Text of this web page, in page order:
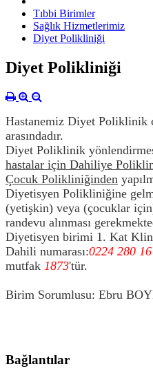
Tıbbi Birimler
Sağlık Hizmetlerimiz
Diyet Polikliniği
Diyet Polikliniği
Hastanemiz Diyet Poliklinik
arasındadır.
Diyet Poliklinik
hastalar için Dahiliye
Çocuk Polikliniğinden
Diyetisyen Polikliniğine
(yetişkin) veya (çocuklar
randevu alınması
Diyetisyen birimi 1. Kat
Dahili numarası:0224 280
mutfak 1873'tür.
Birim Sorumlusu: Ebru
Bağlantılar